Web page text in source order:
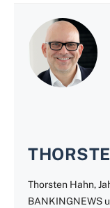
Thorsten Hahn,
BANKINGNEWS